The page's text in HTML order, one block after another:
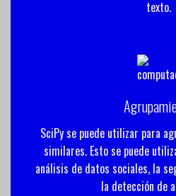
texto.
SciPy se puede utilizar para
similares. Esto se puede
análisis de datos sociales, la
la detección de